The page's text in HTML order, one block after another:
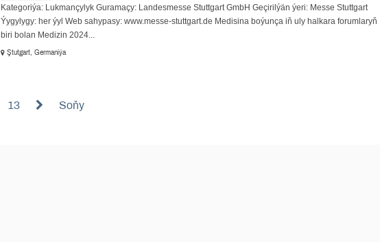
Kategoriýa: Lukmançylyk Guramaçy: Landesmesse Stuttgart GmbH Geçirilýän ýeri: Messe Stuttgart
Ýygylygy: her ýyl Web sahypasy: www.messe-stuttgart.de Medisina boýunça iň uly halkara forumlaryň
biri bolan Medizin 2024...
Ştutgart, Germaniýa
13 Soňy